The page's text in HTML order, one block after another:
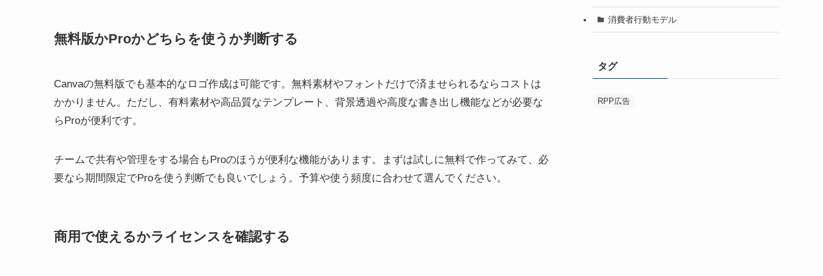
無料版かProかどちらを使うか判断する
Canvaの無料版でも基本的なロゴ作成は可能です。無料素材やフォントだけで済ませられるならコストは
かかりません。ただし、有料素材や高品質なテンプレート、背景透過や高度な書き出し機能などが必要な
らProが便利です。
チームで共有や管理をする場合もProのほうが便利な機能があります。まずは試しに無料で作ってみて、必
要なら期間限定でProを使う判断でも良いでしょう。予算や使う頻度に合わせて選んでください。
商用で使えるかライセンスを確認する
消費者行動モデル
タグ
RPP広告